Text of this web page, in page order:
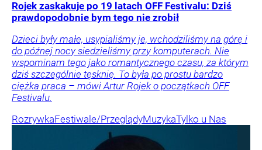
Rojek zaskakuje po 19 latach OFF Festivalu: Dziś
prawdopodobnie bym tego nie zrobił
Dzieci były małe, usypialiśmy je, wchodziliśmy na górę i
do późnej nocy siedzieliśmy przy komputerach. Nie
wspominam tego jako romantycznego czasu, za którym
dziś szczególnie tęsknię. To była po prostu bardzo
ciężka praca – mówi Artur Rojek o początkach OFF
Festivalu.
RozrywkaFestiwale/PrzeglądyMuzykaTylko u Nas